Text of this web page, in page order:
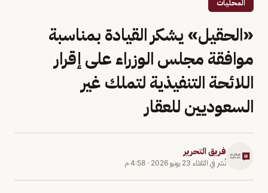
المحليات
«الحقيل» يشكر القيادة بمناسبة
موافقة مجلس الوزراء على إقرار
اللائحة التنفيذية لتملك غير
السعوديين للعقار
فريق التحرير
نُشر في الثلاثاء 23 يونيو 2026 · 4:58 م